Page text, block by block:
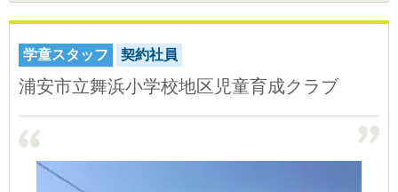
学童スタッフ 契約社員
浦安市立舞浜小学校地区児童育成クラブ